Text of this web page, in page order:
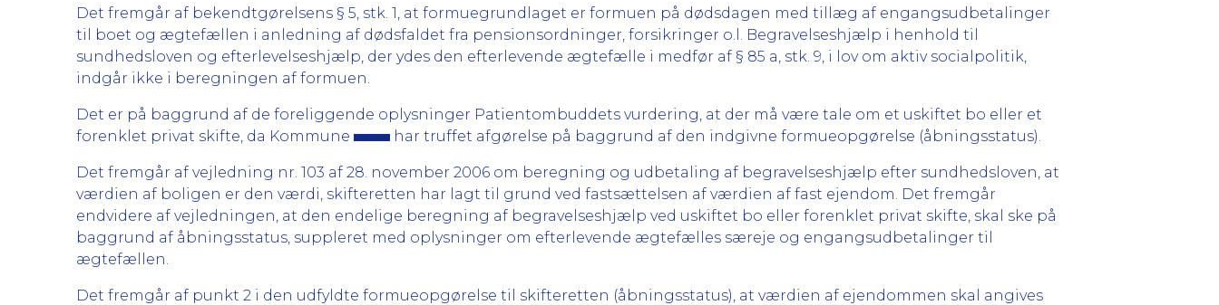
Det fremgår af bekendtgørelsens § 5, stk. 1, at formuegrundlaget er formuen på dødsdagen med tillæg af engangsudbetalinger
til boet og ægtefællen i anledning af dødsfaldet fra pensionsordninger, forsikringer o.l. Begravelseshjælp i henhold til
sundhedsloven og efterlevelseshjælp, der ydes den efterlevende ægtefælle i medfør af § 85 a, stk. 9, i lov om aktiv socialpolitik,
indgår ikke i beregningen af formuen.
Det er på baggrund af de foreliggende oplysninger Patientombuddets vurdering, at der må være tale om et uskiftet bo eller et
forenklet privat skifte, da Kommune
har truffet afgørelse på baggrund af den indgivne formueopgørelse (åbningsstatus).
Det fremgår af vejledning nr. 103 af 28. november 2006 om beregning og udbetaling af begravelseshjælp efter sundhedsloven, at
værdien af boligen er den værdi, skifteretten har lagt til grund ved fastsættelsen af værdien af fast ejendom. Det fremgår
endvidere af vejledningen, at den endelige beregning af begravelseshjælp ved uskiftet bo eller forenklet privat skifte, skal ske på
baggrund af åbningsstatus, suppleret med oplysninger om efterlevende ægtefælles særeje og engangsudbetalinger til
ægtefællen.
Det fremgår af punkt 2 i den udfyldte formueopgørelse til skifteretten (åbningsstatus), at værdien af ejendommen skal angives